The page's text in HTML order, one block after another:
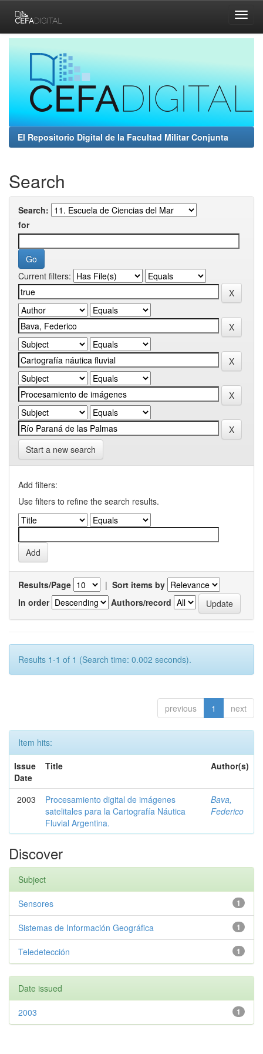
navigation
El Repositorio Digital de la Facultad Militar Conjunta
Search
Search:
for
Current filters:
Start a new search
Add filters:
Use filters to refine the search results.
Results/Page | Sort items by
In order
Authors/record
Results 1-1 of 1 (Search time: 0.002 seconds).
previous 1 next
Item hits:
Issue
Date
Title Author(s)
2003
Procesamiento digital de imágenes
satelitales para la Cartografía Náutica
Fluvial Argentina.
Bava,
Federico
Discover
Subject
1
Sensores
1
Sistemas de Información Geográfica
1
Teledetección
Date issued
1
2003